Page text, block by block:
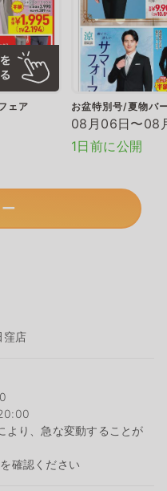
ェア お盆特別号/夏物バ
08月06日〜08
1日前に公開
窪店
より、急な変動することが
確認ください